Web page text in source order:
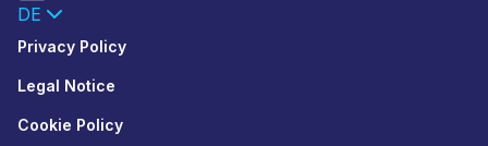
DE
Privacy Policy
Legal Notice
Cookie Policy